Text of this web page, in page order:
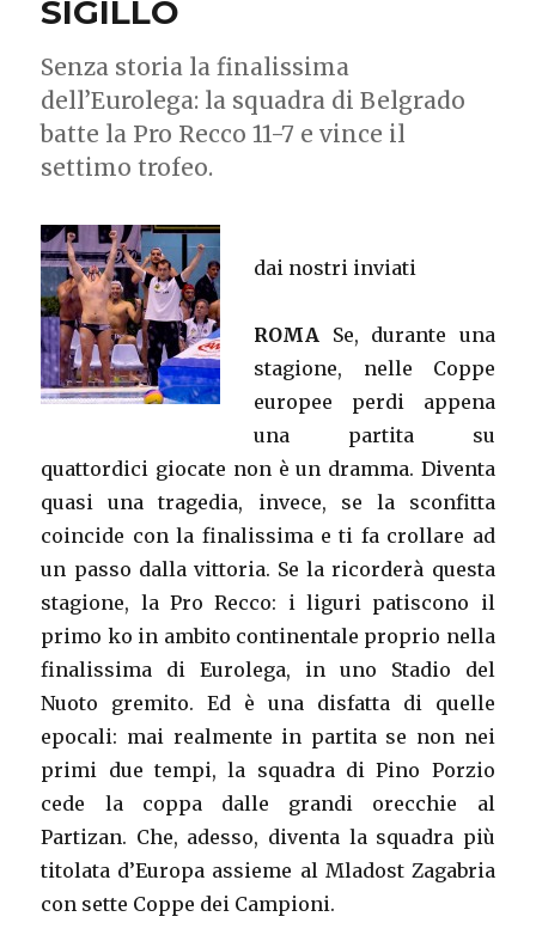
SIGILLO
Senza storia la finalissima
dell’Eurolega: la squadra di Belgrado
batte la Pro Recco 11-7 e vince il
settimo trofeo.
dai nostri inviati
ROMA Se, durante una
stagione, nelle Coppe
europee perdi appena
una partita su
quattordici giocate non è un dramma. Diventa
quasi una tragedia, invece, se la sconfitta
coincide con la finalissima e ti fa crollare ad
un passo dalla vittoria. Se la ricorderà questa
stagione, la Pro Recco: i liguri patiscono il
primo ko in ambito continentale proprio nella
finalissima di Eurolega, in uno Stadio del
Nuoto gremito. Ed è una disfatta di quelle
epocali: mai realmente in partita se non nei
primi due tempi, la squadra di Pino Porzio
cede la coppa dalle grandi orecchie al
Partizan. Che, adesso, diventa la squadra più
titolata d’Europa assieme al Mladost Zagabria
con sette Coppe dei Campioni.